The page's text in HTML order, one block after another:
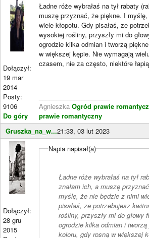
Dołączył:
19 mar
2014
Posty:
9106
Do góry
Ładne róże wybrałaś na tył rabaty
muszę przyznać, że piękne. I
wiele kłopotu. Gdy pisałaś, ze
wysokiej rośliny, przyszły mi do
ogrodzie kilka odmian i tworzą
w większej kępie. Nie wymagają
czasem, nie za często, niektóre
Agnieszka Ogród prawie
prawie romantyczny
Gruszka_na_w...21:33, 03 lut 2023
Dołączył:
28 gru
2015
Napia napisał(a)
Ładne róże wybrałaś na tył
znałam ich, a muszę
myślę, że nie będzie z nimi
pisałaś, ze potrzebujesz
rośliny, przyszły mi do głowy
ogrodzie kilka odmian i
koloru, gdy rosną w większej